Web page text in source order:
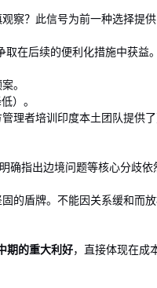
察？此信号为前一种选择提
在后续的便利化措施中获益。
。
）。
理者培训印度本土团队提供
确指出边境问题等核心分歧依
的盾牌。不能因关系缓和而
期的重大利好，直接体现在成